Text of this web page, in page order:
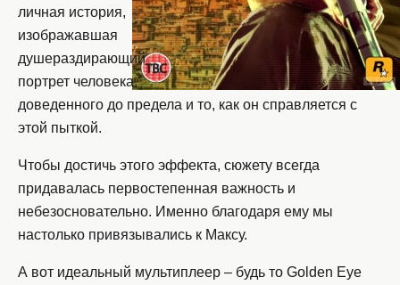
личная история,
изображавшая
душераздирающий
портрет человека,
доведенного до предела и то, как он справляется с
этой пыткой.
Чтобы достичь этого эффекта, сюжету всегда
придавалась первостепенная важность и
небезосновательно. Именно благодаря ему мы
настолько привязывались к Максу.
А вот идеальный мультиплеер – будь то Golden Eye